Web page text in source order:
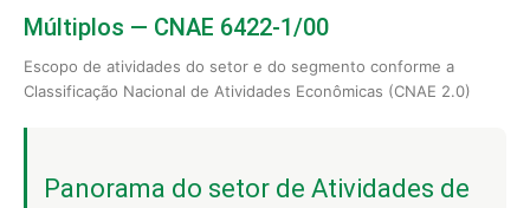
Múltiplos — CNAE 6422-1/00
Escopo de atividades do setor e do segmento conforme a
Classificação Nacional de Atividades Econômicas (CNAE 2.0)
Panorama do setor de Atividades de